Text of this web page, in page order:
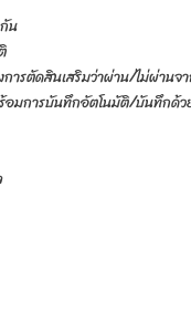
น
รตัดสินเสริมว่าผ่าน/ไม่ผ่านจา
มการบันทึกอัตโนมัติ/บันทึกด้ว